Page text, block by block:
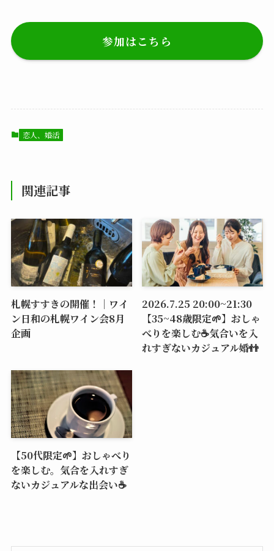
参加はこちら
恋人、婚活
関連記事
札幌すすきの開催！｜ワイ
ン日和の札幌ワイン会8月
企画
2026.7.25 20:00~21:30
【35~48歳限定🌱】おしゃ
べりを楽しむ☕️気合いを入
れすぎないカジュアル婚👬
【50代限定🌱】おしゃべり
を楽しむ。気合を入れすぎ
ないカジュアルな出会い☕️